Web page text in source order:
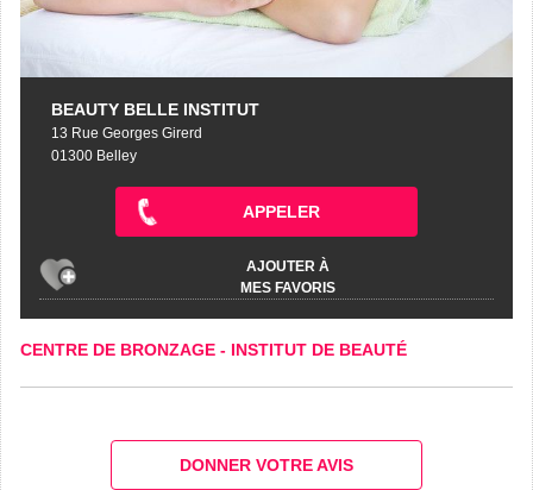
BEAUTY BELLE INSTITUT
13 Rue Georges Girerd
01300 Belley
APPELER
AJOUTER À
MES FAVORIS
CENTRE DE BRONZAGE - INSTITUT DE BEAUTÉ
DONNER VOTRE AVIS